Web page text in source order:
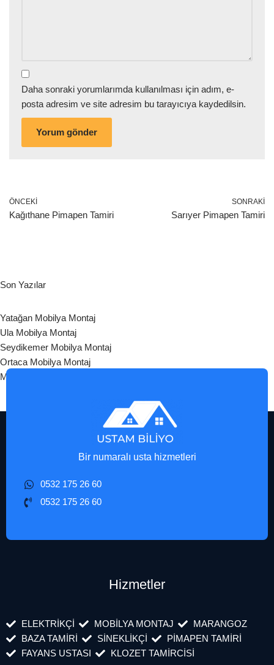
Daha sonraki yorumlarımda kullanılması için adım, e-
posta adresim ve site adresim bu tarayıcıya kaydedilsin.
ÖNCEKI
Kağıthane Pimapen Tamiri
SONRAKI
Sarıyer Pimapen Tamiri
Son Yazılar
Yatağan Mobilya Montaj
Ula Mobilya Montaj
Seydikemer Mobilya Montaj
Ortaca Mobilya Montaj
Milas Mobilya Montaj
Bir numaralı usta hizmetleri
0532 175 26 60
0532 175 26 60
Hizmetler
ELEKTRİKÇİ MOBİLYA MONTAJ
MARANGOZ
BAZA TAMİRİ
SİNEKLİKÇİ
PİMAPEN TAMİRİ
FAYANS USTASI
KLOZET TAMİRCİSİ